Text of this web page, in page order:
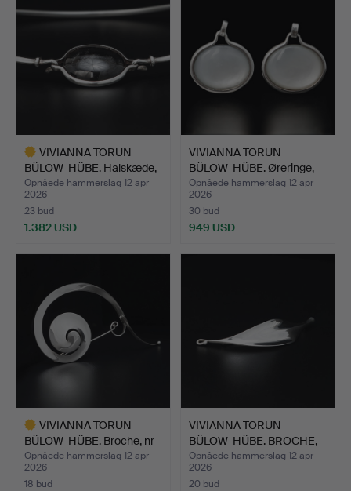
VIVIANNA TORUN
BÜLOW-HÜBE. Halskæde,
„Dag …
Opnåede hammerslag 12 apr
2026
23 bud
1.382 USD
VIVIANNA TORUN
BÜLOW-HÜBE. Øreringe,
„Dag …
Opnåede hammerslag 12 apr
2026
30 bud
949 USD
VIVIANNA TORUN
BÜLOW-HÜBE. Broche, nr
392,…
Opnåede hammerslag 12 apr
2026
18 bud
VIVIANNA TORUN
BÜLOW-HÜBE. BROCHE,
nr 391,…
Opnåede hammerslag 12 apr
2026
20 bud